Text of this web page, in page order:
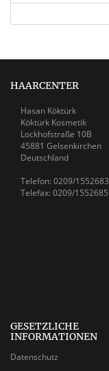
HAARCENTER
Hasan Köktürk
Köktürk Kosmetik
Lockhofstraße 10B
45881 Gelsenkirchen
Deutschland
Telefon: 0209/1552683
Telefax: 0209/1552685
GESETZLICHE
INFORMATIONEN
Datenschutz